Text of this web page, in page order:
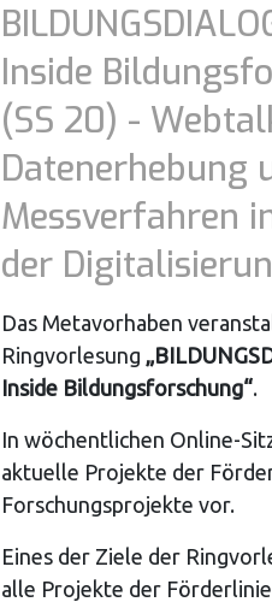
Inside
(SS 20) -
Datenerhebung
Messverfahren
der
Das Metavorhaben
Ringvorlesung
Inside Bildungsforschung“.
In wöchentlichen Online-
aktuelle Projekte der
Forschungsprojekte vor.
Eines der Ziele der
alle Projekte der